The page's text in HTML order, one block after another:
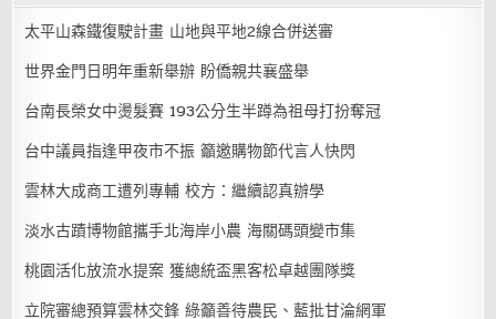
太平山森鐵復駛計畫 山地與平地2線合併送審
世界金門日明年重新舉辦 盼僑親共襄盛舉
台南長榮女中燙髮賽 193公分生半蹲為祖母打扮奪冠
台中議員指逢甲夜市不振 籲邀購物節代言人快閃
雲林大成商工遭列專輔 校方：繼續認真辦學
淡水古蹟博物館攜手北海岸小農 海關碼頭變市集
桃園活化放流水提案 獲總統盃黑客松卓越團隊獎
立院審總預算雲林交鋒 綠籲善待農民、藍批甘淪網軍